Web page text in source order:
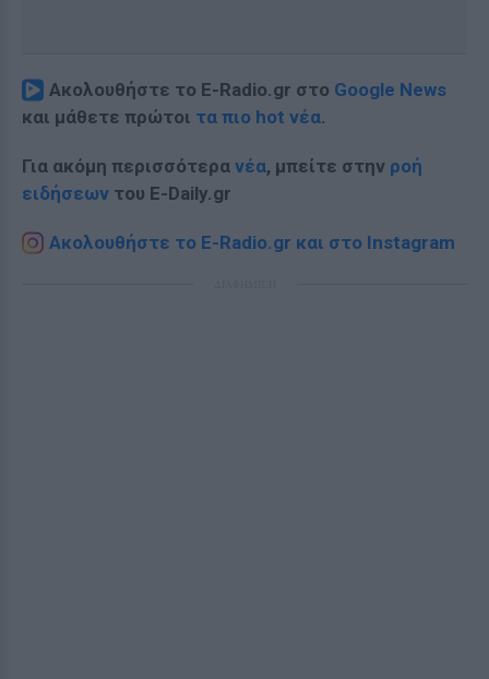
Ακολουθήστε το E-Radio.gr στο Google News
και μάθετε πρώτοι τα πιο hot νέα.
Για ακόμη περισσότερα νέα, μπείτε στην ροή
ειδήσεων του E-Daily.gr
Ακολουθήστε το E-Radio.gr και στο Instagram